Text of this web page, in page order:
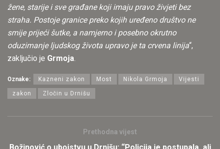
žene, starije i sve građane koji imaju pravo živjeti bez
straha. Postoje granice preko kojih uređeno društvo ne
smije prijeći šutke, a namjerno i posebno okrutno
oduzimanje ljudskog života upravo je ta crvena linija“,
zaključio je Grmoja.
Oznake: Kazneni zakon Most Nikola Grmoja Vijesti
zakon Zločin u Drnišu
Prethodna vijest